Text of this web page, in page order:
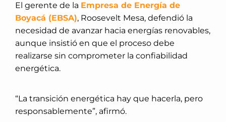
El gerente de la Empresa de Energía de
Boyacá (EBSA), Roosevelt Mesa, defendió la
necesidad de avanzar hacia energías renovables,
aunque insistió en que el proceso debe
realizarse sin comprometer la confiabilidad
energética.
“La transición energética hay que hacerla, pero
responsablemente”, afirmó.